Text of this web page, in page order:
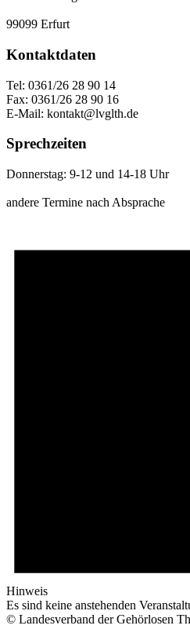
99099 Erfurt
Kontaktdaten
Tel: 0361/26 28 90 14
Fax: 0361/26 28 90 16
E-Mail: kontakt@lvglth.de
Sprechzeiten
Donnerstag: 9-12 und 14-18 Uhr
andere Termine nach Absprache
Hinweis
Es sind keine anstehenden
© Landesverband der Gehörlosen